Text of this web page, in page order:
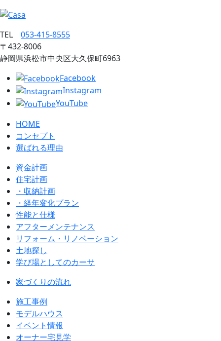
TEL 053‐415‐8555
〒432‐8006
静岡県浜松市中央区大久保町6963
Facebook
Instagram
YouTube
HOME
コンセプト
選ばれる理由
資金計画
住宅計画
・収納計画
・経年変化プラン
性能と仕様
アフターメンテナンス
リフォーム・リノベーション
土地探し
学び場としてのカーサ
家づくりの流れ
施工事例
モデルハウス
イベント情報
オーナー宅見学